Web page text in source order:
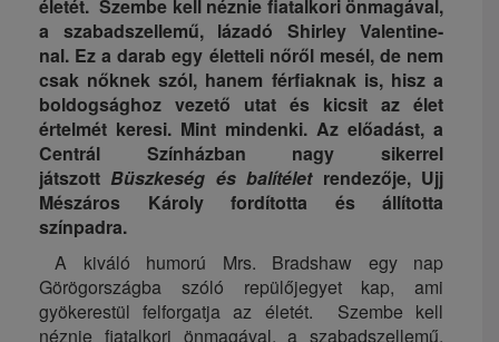
életét. Szembe kell néznie fiatalkori önmagával,
a szabadszellemű, lázadó Shirley Valentine-
nal. Ez a darab egy életteli nőről mesél, de nem
csak nőknek szól, hanem férfiaknak is, hisz a
boldogsághoz vezető utat és kicsit az élet
értelmét keresi. Mint mindenki. Az előadást, a
Centrál Színházban nagy sikerrel
játszott Büszkeség és balítéletrendezője, Ujj
Mészáros Károly fordította és állította
színpadra.
A kiváló humorú Mrs. Bradshaw egy nap
Görögországba szóló repülőjegyet kap, ami
gyökerestül felforgatja az életét. Szembe kell
néznie fiatalkori önmagával, a szabadszellemű,